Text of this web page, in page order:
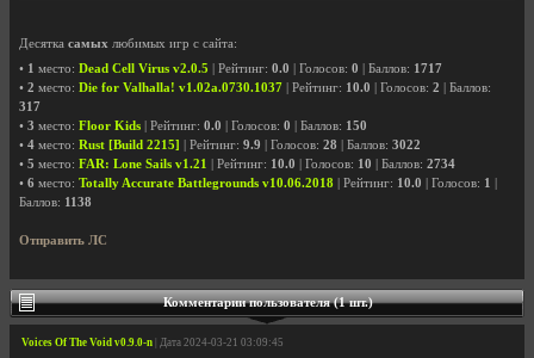
Десятка самых любимых игр с сайта:
• 1 место: Dead Cell Virus v2.0.5 | Рейтинг: 0.0 | Голосов: 0 | Баллов: 1717
• 2 место: Die for Valhalla! v1.02a.0730.1037 | Рейтинг: 10.0 | Голосов: 2 | Баллов:
317
• 3 место: Floor Kids | Рейтинг: 0.0 | Голосов: 0 | Баллов: 150
• 4 место: Rust [Build 2215] | Рейтинг: 9.9 | Голосов: 28 | Баллов: 3022
• 5 место: FAR: Lone Sails v1.21 | Рейтинг: 10.0 | Голосов: 10 | Баллов: 2734
• 6 место: Totally Accurate Battlegrounds v10.06.2018 | Рейтинг: 10.0 | Голосов: 1
Баллов: 1138
Отправить ЛС
Комментарии пользователя (1 шт.)
Voices Of The Void v0.9.0-n | Дата 2024-03-21 03:09:45